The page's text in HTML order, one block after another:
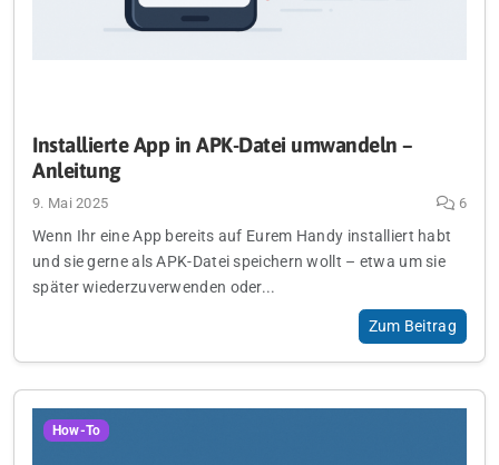
Installierte App in APK-Datei umwandeln –
Anleitung
9. Mai 2025 6
Wenn Ihr eine App bereits auf Eurem Handy installiert habt
und sie gerne als APK-Datei speichern wollt – etwa um sie
später wiederzuverwenden oder...
Zum Beitrag
How-To